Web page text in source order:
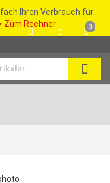
Ihren Verbrauch für
Zum Rechner
SUCHE
0